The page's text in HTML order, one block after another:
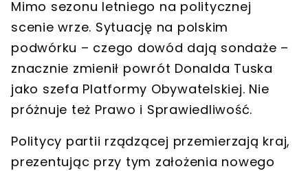
Mimo sezonu letniego na politycznej
scenie wrze. Sytuację na polskim
podwórku – czego dowód dają sondaże –
znacznie zmienił powrót Donalda Tuska
jako szefa Platformy Obywatelskiej. Nie
próżnuje też Prawo i Sprawiedliwość.
Politycy partii rządzącej przemierzają kraj,
prezentując przy tym założenia nowego